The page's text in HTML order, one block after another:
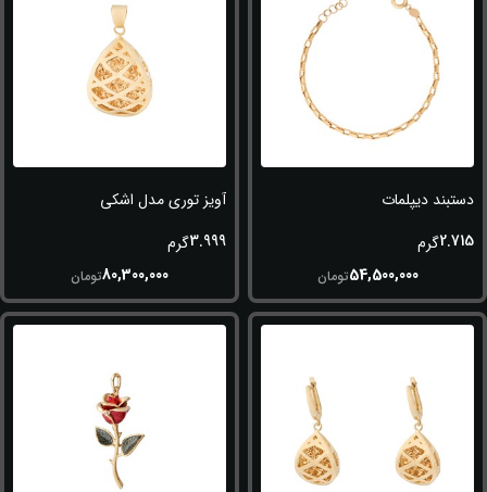
دستبند دیپلمات
2.715گرم
54,500,000تومان
آویز توری مدل اشکی
3.999گرم
80,300,000تومان